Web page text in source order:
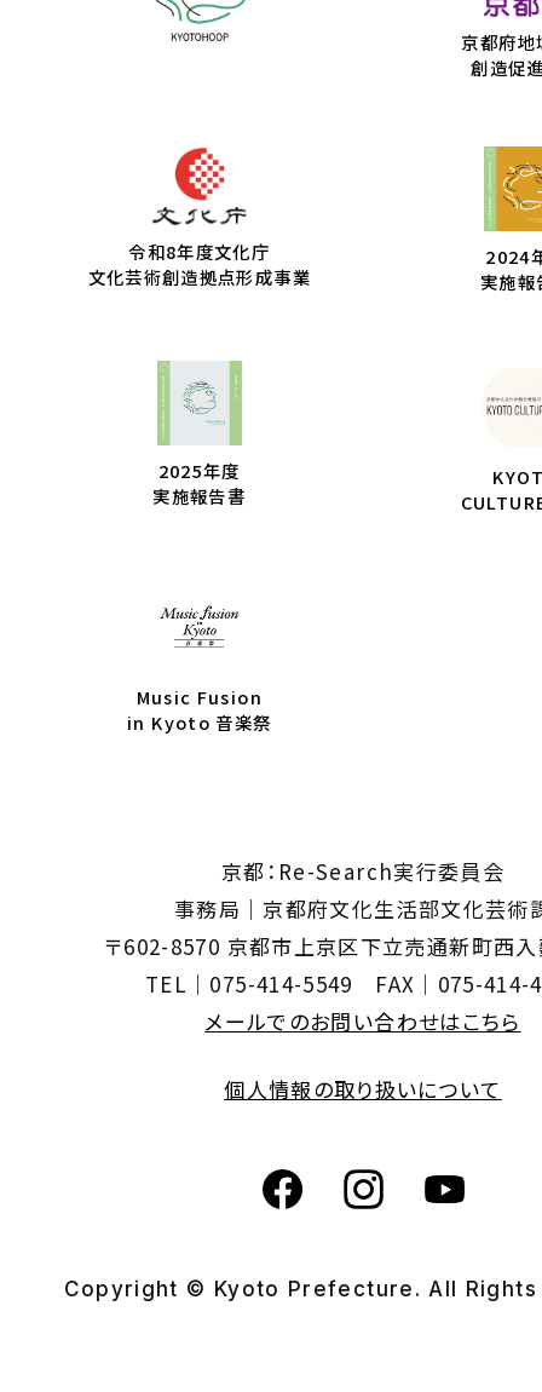
京都府地
創造促
令和8年度文化庁
文化芸術創造拠点形成事業
2024
実施報
2025年度
実施報告書
Music Fusion
in Kyoto 音楽祭
京都：Re-Search実行委員会
事務局｜京都府文化生活部文化芸術
〒602-8570 京都市上京区下立売通新町西入
TEL｜075-414-5549 FAX｜075-414-
メールでのお問い合わせはこちら
個人情報の取り扱いについて
Copyright © Kyoto Prefecture. All Rights